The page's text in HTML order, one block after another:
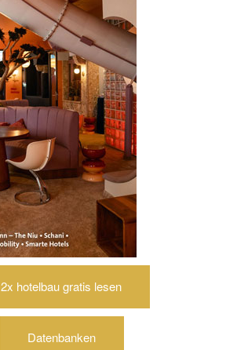
2x hotelbau gratis lesen
Datenbanken